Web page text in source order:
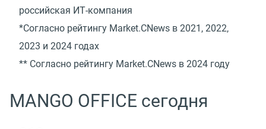
российская ИТ-компания
*Cогласно рейтингу Market.CNews в 2021, 2022,
2023 и 2024 годах
** Cогласно рейтингу Market.CNews в 2024 году
MANGO OFFICE сегодня